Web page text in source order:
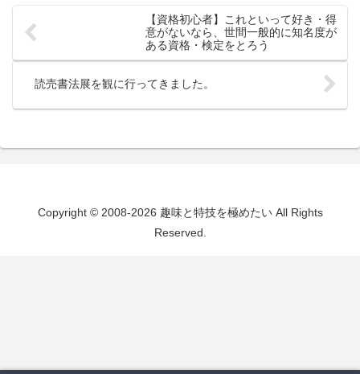
【資格初心者】これといって好き・得
意がないなら、世間一般的に知名度が
ある資格・検定をとろう
読売書法展を観に行ってきました。
Copyright © 2008-2026 趣味と特技を極めたい All Rights
Reserved.